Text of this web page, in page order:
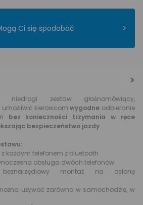
Ci się spodobać >
zestaw głośnomówiący,
umożliwić kierowcomwygodne odbieranie
bez konieczności trzymania w ręce
bezpieczeństwo jazdy.
każdym telefonem z bluetooth
obsługa dwóch telefonów
montaż na osłonę
używać zarówno w samochodzie, w